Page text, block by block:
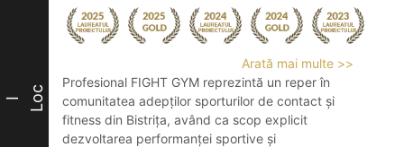
I Loc
Arată mai multe >>
Profesional FIGHT GYM reprezintă un reper în
comunitatea adepților sporturilor de contact și
fitness din Bistrița, având ca scop explicit
dezvoltarea performanței sportive și